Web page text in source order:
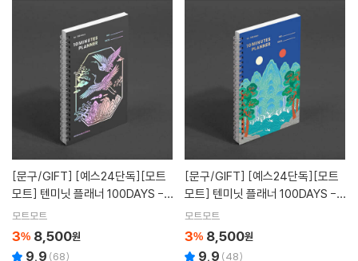
[문구/GIFT]
모트] 텐미닛 플래너 100DAYS -
운학도
모트모트
3% 8,500원
9.9 (68)
[문구/GIFT]
모트] 텐미닛 플래너 100DAYS -
일월오봉도
모트모트
3% 8,500원
9.9 (48)